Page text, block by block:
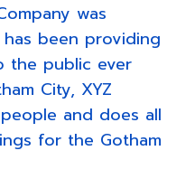
was
been providing
the public ever
City, XYZ
and does all
for the Gotham